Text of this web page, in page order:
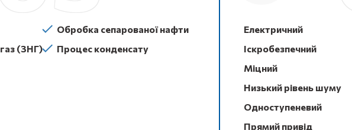
(ЗНГ)
Обробка сепарованої нафти
Процес конденсату
Електричний
Іскробезпечний
Міцний
Низький рівень шуму
Одноступеневий
Прямий привід